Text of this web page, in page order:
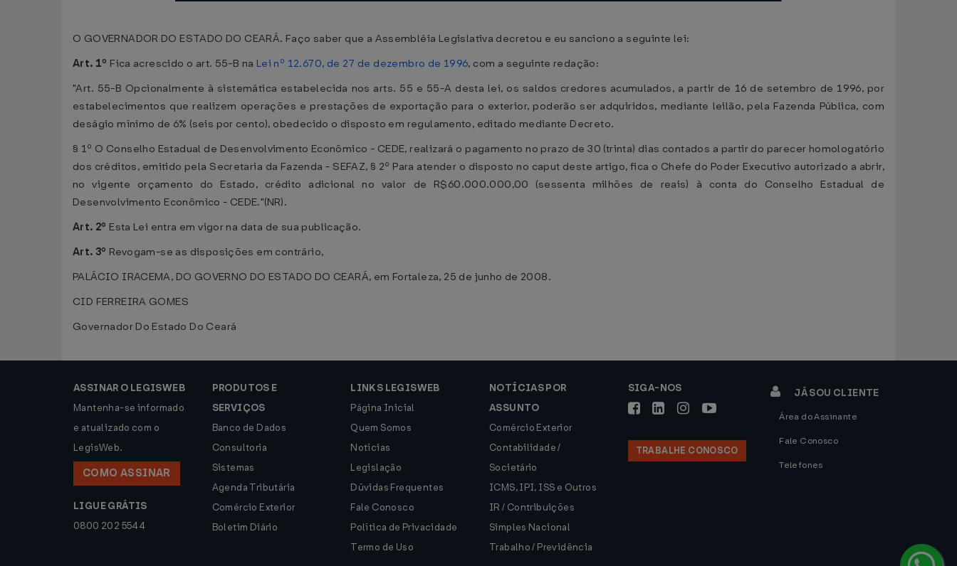
O GOVERNADOR DO ESTADO DO CEARÁ. Faço saber que a Assembléia Legislativa decretou e eu sanciono a seguinte lei:
Art. 1º Fica acrescido o art. 55-B na Lei nº 12.670, de 27 de dezembro de 1996, com a seguinte redação:
"Art. 55-B Opcionalmente à sistemática estabelecida nos arts. 55 e 55-A desta lei, os saldos credores acumulados, a partir de 16 de setembro de 1996, por
estabelecimentos que realizem operações e prestações de exportação para o exterior, poderão ser adquiridos, mediante leilão, pela Fazenda Pública, com
deságio mínimo de 6% (seis por cento), obedecido o disposto em regulamento, editado mediante Decreto.
§ 1º O Conselho Estadual de Desenvolvimento Econômico - CEDE, realizará o pagamento no prazo de 30 (trinta) dias contados a partir do parecer homologatório
dos créditos, emitido pela Secretaria da Fazenda - SEFAZ, § 2º Para atender o disposto no caput deste artigo, fica o Chefe do Poder Executivo autorizado a abrir,
no vigente orçamento do Estado, crédito adicional no valor de R$60.000.000,00 (sessenta milhões de reais) à conta do Conselho Estadual de
Desenvolvimento Econômico - CEDE."(NR).
Art. 2º Esta Lei entra em vigor na data de sua publicação.
Art. 3º Revogam-se as disposições em contrário,
PALÁCIO IRACEMA, DO GOVERNO DO ESTADO DO CEARÁ, em Fortaleza, 25 de junho de 2008.
CID FERREIRA GOMES
Governador Do Estado Do Ceará
ASSINAR O LEGISWEB
Mantenha-se informado
e atualizado com o
LegisWeb.
COMO ASSINAR
LIGUE GRÁTIS
0800 202 5544
PRODUTOS E
SERVIÇOS
Banco de Dados
Consultoria
Sistemas
Agenda Tributária
Comércio Exterior
Boletim Diário
LINKS LEGISWEB
Página Inicial
Quem Somos
Notícias
Legislação
Dúvidas Frequentes
Fale Conosco
Política de Privacidade
Termo de Uso
NOTÍCIAS POR
ASSUNTO
Comércio Exterior
Contabilidade /
Societário
ICMS, IPI, ISS e Outros
IR / Contribuições
Simples Nacional
Trabalho / Previdência
SIGA-NOS
TRABALHE CONOSCO
JÁ SOU CLIENTE
Área do Assinante
Fale Conosco
Telefones